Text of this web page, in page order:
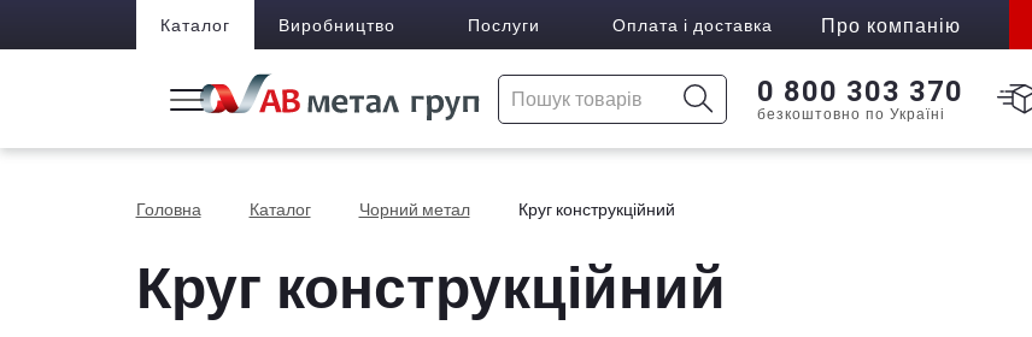
Каталог Виробництво Послуги Оплата і доставка Про компанію
0 800 303 370
безкоштовно по Україні
Головна Каталог Чорний метал Круг конструкційний
Круг конструкційний